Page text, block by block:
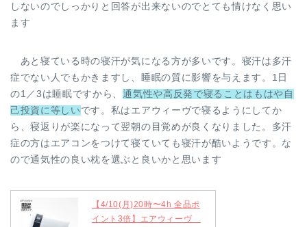
しないのでしっかりと回答が出来ないのでとても情けなく思い
ます
あと寝ている時の寝汗が気になる方が多いです。寝汗は多汗
症でない人でもかきますし、睡眠の質に影響を与えます。1日
の1／3は睡眠ですから、通気性や高反発で寝ることはもはや自
己投資に等しい です。私はエアウィーヴで寝るようにしてか
ら、寝返りが楽になって翌朝の目覚めが良くなりました。多汗
症の方はエアコンをつけて寝ていても寝汗が酷いようです。な
ので通気性の良い枕を選ぶと良いかと思います
【4/10(月)20時〜4h 全品ポ
イント3倍】エアウィーヴ